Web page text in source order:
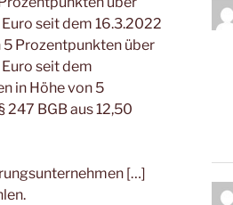
seit dem 16.3.2022
5 Prozentpunkten über
seit dem
in Höhe von 5
247 BGB aus 12,50
[…]